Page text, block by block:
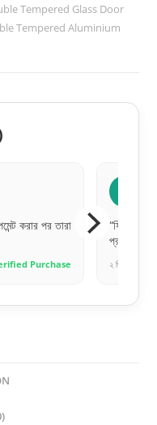
Tempered Glass Door
Tempered Aluminium
করার পর তারা
Purchase
“ফিটিংস
প্রশংসা
২ দিন আগে